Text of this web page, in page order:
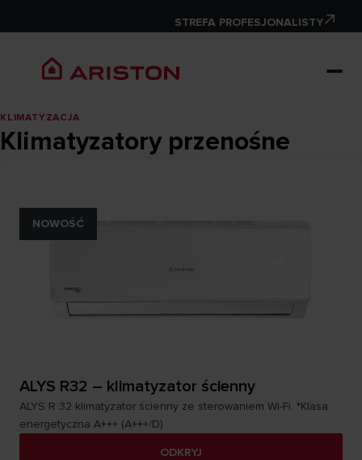
STREFA PROFESJONALISTY
KLIMATYZACJA
Klimatyzatory przenośne
NOWOŚĆ
ALYS R32 – klimatyzator ścienny
ALYS R 32 klimatyzator ścienny ze sterowaniem Wi-Fi. *Klasa
energetyczna A+++ (A+++/D)
ODKRYJ